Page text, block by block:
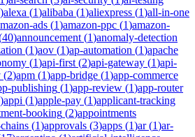
)alexa (1)alibaba (1)aliexpress (1)all-in-one
ads (1)amazon-ppc (1)amazon-
40)announcement (1)anomaly-detection
(1)aov (1)ap-automation (1)apache
(1)api-first (2)api-gateway (1)api-
(2)apm (1)app-bridge (1)app-commerce
publishing (1)app-review (1)app-router
)appi (1)apple-pay (1)applicant-tracking
booking (2)appointments
(1)approvals (3)apps (1)ar(1)ar-